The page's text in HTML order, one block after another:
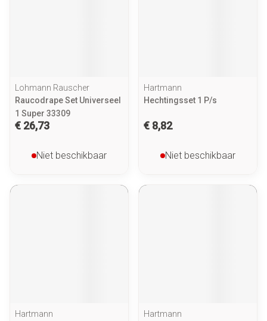
Lohmann Rauscher
Raucodrape Set Universeel
1 Super 33309
€ 26,73
Niet beschikbaar
Hartmann
Hechtingsset 1 P/s
€ 8,82
Niet beschikbaar
Hartmann
Hartmann